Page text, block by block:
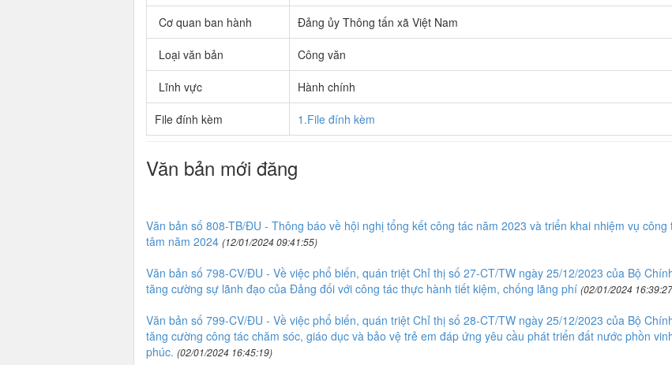
Cơ quan ban hành Đảng ủy Thông tấn xã Việt Nam
Loại văn bản Công văn
Lĩnh vực Hành chính
File đính kèm 1.File đính kèm
Văn bản mới đăng
Văn bản số 808-TB/ĐU - Thông báo về hội nghị tổng kết công tác năm 2023 và triển khai nhiệm vụ công
tâm năm 2024 (12/01/2024 09:41:55)
Văn bản số 798-CV/ĐU - Về việc phổ biến, quán triệt Chỉ thị số 27-CT/TW ngày 25/12/2023 của Bộ
tăng cường sự lãnh đạo của Đảng đối với công tác thực hành tiết kiệm, chống lãng phí (02/01/2024
Văn bản số 799-CV/ĐU - Về việc phổ biến, quán triệt Chỉ thị số 28-CT/TW ngày 25/12/2023 của Bộ
tăng cường công tác chăm sóc, giáo dục và bảo vệ trẻ em đáp ứng yêu cầu phát triển đất nước phồn
phúc. (02/01/2024 16:45:19)